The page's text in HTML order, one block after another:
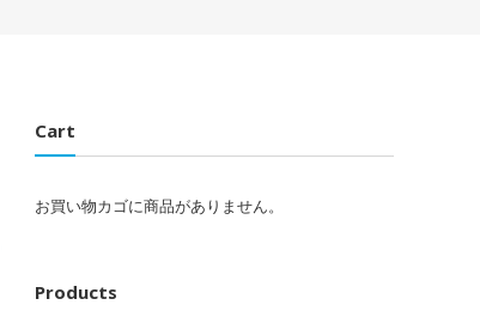
Cart
お買い物カゴに商品がありません。
Products